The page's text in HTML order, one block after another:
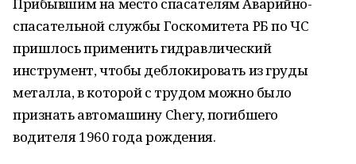
спасательной службы Госкомитета РБ по ЧС
пришлось применить гидравлический
инструмент, чтобы деблокировать из груды
металла, в которой с трудом можно было
признать автомашину Chery, погибшего
водителя 1960 года рождения.